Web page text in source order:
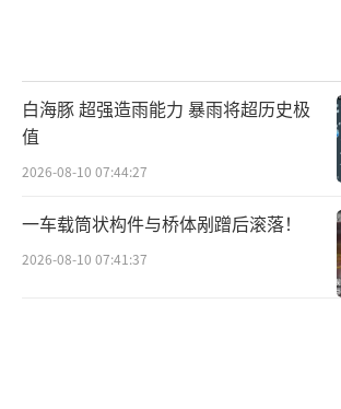
其他。把实力放到第一位是一
略，如她所说，“成绩会替我发
吴艳妮的争议映出了公众
薄想象。当社会还在争论运动
野心和表达欲时，她试图一步
的栏架，拓宽对运动员的评判
白海豚 超强造雨能力 暴雨将超历史极
值
2026-08-10 07:44:27
一车载筒状构件与桥体剐蹭后滚落！
2026-08-10 07:41:37